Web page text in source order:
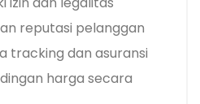
reputasi pelanggan
tracking dan asuransi
harga secara